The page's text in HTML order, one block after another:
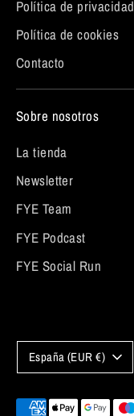
Política de privacidad
Política de cookies
Contacto
Sobre nosotros
La tienda
Newsletter
FYE Team
FYE Podcast
FYE Social Run
Moneda
España (EUR €)
Medios